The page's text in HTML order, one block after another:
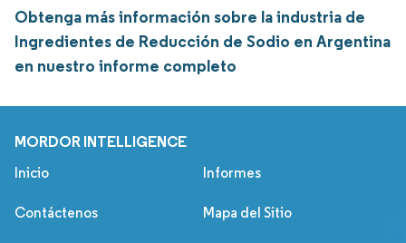
Obtenga más información sobre la industria de
Ingredientes de Reducción de Sodio en Argentina
en nuestro informe completo
MORDOR INTELLIGENCE
Inicio Informes
Contáctenos Mapa del Sitio